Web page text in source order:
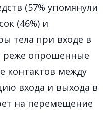
(57% упомянули
(46%) и
тела при входе в
реже опрошенные
контактов между
входа и выхода в
на перемещение